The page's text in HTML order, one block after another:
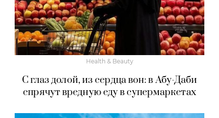
Health & Beauty
С глаз долой, из сердца вон: в Абу-Даби
спрячут вредную еду в супермаркетах